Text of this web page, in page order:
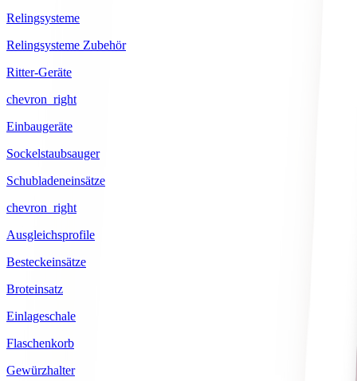
Relingsysteme
Relingsysteme Zubehör
Ritter-Geräte
chevron_right
Einbaugeräte
Sockelstaubsauger
Schubladeneinsätze
chevron_right
Ausgleichsprofile
Besteckeinsätze
Broteinsatz
Einlageschale
Flaschenkorb
Gewürzhalter